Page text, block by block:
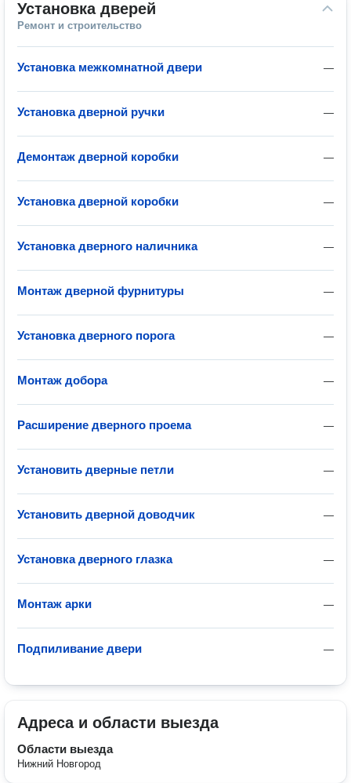
Установка дверей
Ремонт и строительство
—
Установка межкомнатной двери
—
Установка дверной ручки
—
Демонтаж дверной коробки
—
Установка дверной коробки
—
Установка дверного наличника
—
Монтаж дверной фурнитуры
—
Установка дверного порога
—
Монтаж добора
—
Расширение дверного проема
—
Установить дверные петли
—
Установить дверной доводчик
—
Установка дверного глазка
—
Монтаж арки
—
Подпиливание двери
Адреса и области выезда
Области выезда
Нижний Новгород